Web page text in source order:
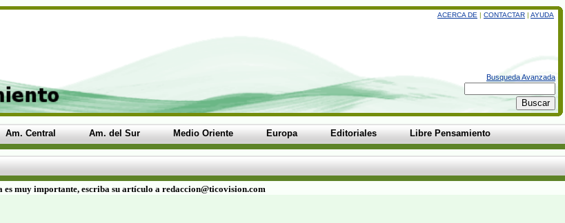
ACERCA DE | CONTACTAR | AYUDA
Busqueda Avanzada
Am. Central Am. del Sur Medio Oriente Europa Editoriales Libre Pensamiento
es muy importante, escriba su artículo a redaccion@ticovision.com